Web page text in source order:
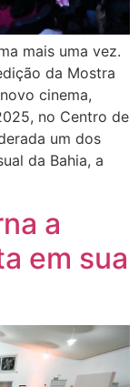
mais uma vez.
da Mostra
cinema,
no Centro de
um dos
da Bahia, a
a
em sua